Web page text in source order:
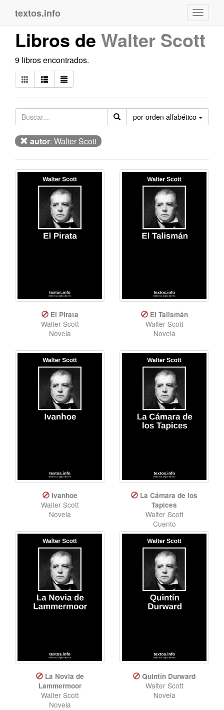
textos.info
Libros de Walter Scott
9 libros encontrados.
por orden alfabético
autor: Walter Scott
El Pirata
Walter Scott
Novela
El Talismán
Walter Scott
Novela
Ivanhoe
Walter Scott
Novela
La Cámara de los
Tapices
Walter Scott
Cuento
La Novia de
Lammermoor
Walter Scott
Novela
Quintín Durward
Walter Scott
Novela